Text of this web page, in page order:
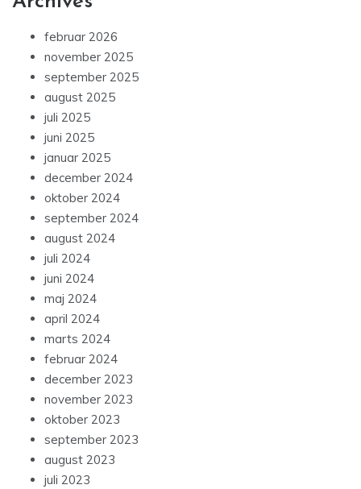
februar 2026
november 2025
september 2025
august 2025
juli 2025
juni 2025
januar 2025
december 2024
oktober 2024
september 2024
august 2024
juli 2024
juni 2024
maj 2024
april 2024
marts 2024
februar 2024
december 2023
november 2023
oktober 2023
september 2023
august 2023
juli 2023